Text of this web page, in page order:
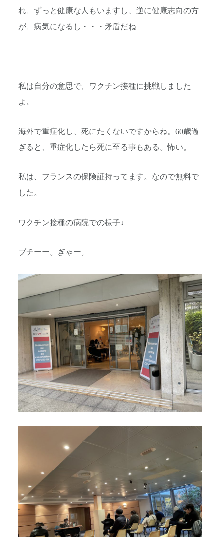
れ、ずっと健康な人もいますし、逆に健康志向の方
が、病気になるし・・・矛盾だね
私は自分の意思で、ワクチン接種に挑戦しました
よ。
海外で重症化し、死にたくないですからね。60歳過
ぎると、重症化したら死に至る事もある。怖い。
私は、フランスの保険証持ってます。なので無料で
した。
ワクチン接種の病院での様子↓
ブチーー。ぎゃー。